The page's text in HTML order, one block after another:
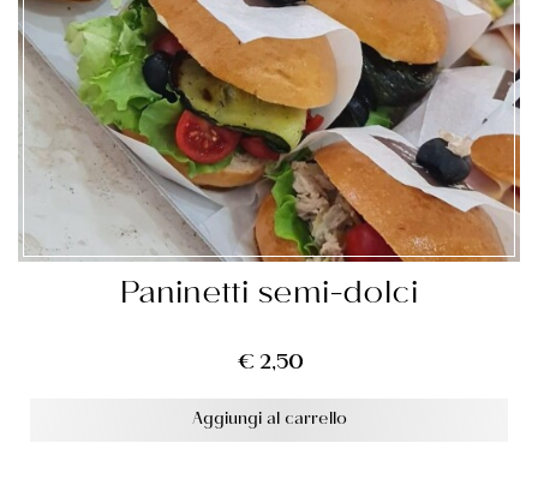
Paninetti semi-dolci
Aggiungi al carrello
€2,50